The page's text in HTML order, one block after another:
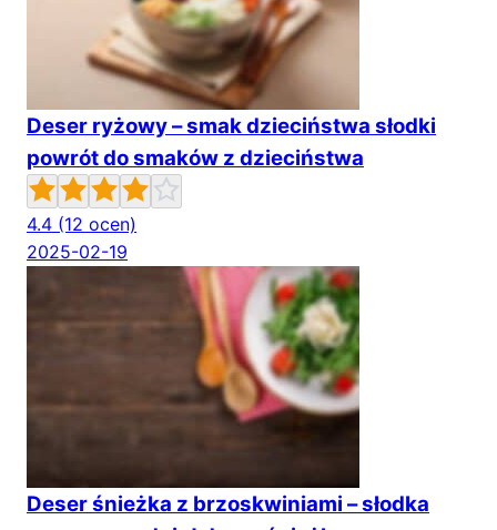
Deser ryżowy – smak dzieciństwa słodki
powrót do smaków z dzieciństwa
4.4 (12 ocen)
2025-02-19
Deser śnieżka z brzoskwiniami – słodka